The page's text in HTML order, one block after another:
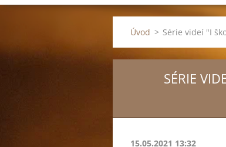
Úvod > Série videí "I
SÉRIE
15.05.2021 13:32